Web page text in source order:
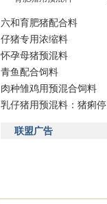
六和育肥猪配合料
仔猪专用浓缩料
怀孕母猪预混料
青鱼配合饲料
肉种雏鸡用预混合饲料
乳仔猪用预混料：猪痢停
联盟广告